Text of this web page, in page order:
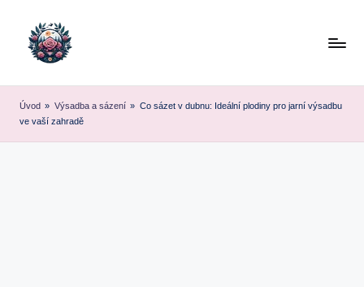
Úvod » Výsadba a sázení » Co sázet v dubnu: Ideální plodiny pro jarní výsadbu
ve vaší zahradě